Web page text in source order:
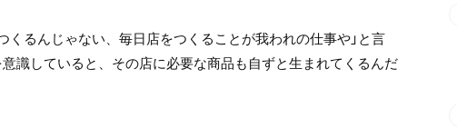
くるんじゃない、毎日店をつくることが我われの仕事や」と言
識していると、その店に必要な商品も自ずと生まれてくるんだ